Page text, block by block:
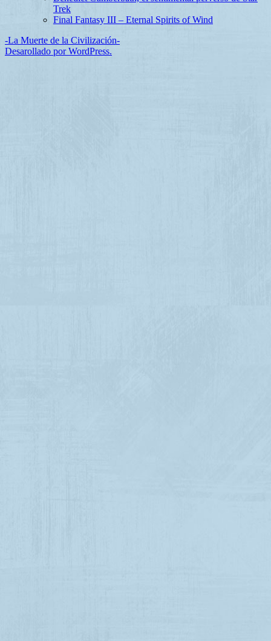
Trek
Final Fantasy III – Eternal Spirits of Wind
-La Muerte de la Civilización-
Desarollado por WordPress.